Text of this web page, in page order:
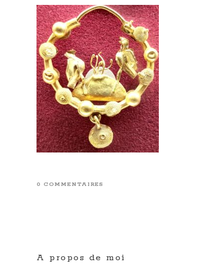
0 COMMENTAIRES
A propos de moi